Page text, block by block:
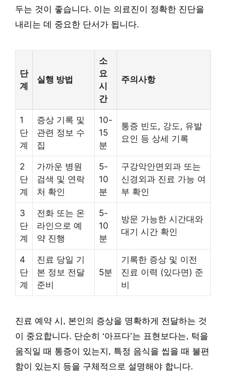
두는 것이 좋습니다. 이는 의료진이 정확한 진단을
내리는 데 중요한 단서가 됩니다.
단
계
실행 방법
소
요
시
간
주의사항
1
단
계
증상 기록 및
관련 정보 수
집
10-
15
분
통증 빈도, 강도, 유발
요인 등 상세 기록
2
단
계
가까운 병원
검색 및 연락
처 확인
5-
10
분
구강악안면외과 또는
신경외과 진료 가능 여
부 확인
3
단
계
전화 또는 온
라인으로 예
약 진행
5-
10
분
방문 가능한 시간대와
대기 시간 확인
4
단
계
진료 당일 기
본 정보 전달
준비
5분
기록한 증상 및 이전
진료 이력 (있다면) 준
비
진료 예약 시, 본인의 증상을 명확하게 전달하는 것
이 중요합니다. 단순히 ‘아프다’는 표현보다는, 턱을
움직일 때 통증이 있는지, 특정 음식을 씹을 때 불편
함이 있는지 등을 구체적으로 설명해야 합니다.